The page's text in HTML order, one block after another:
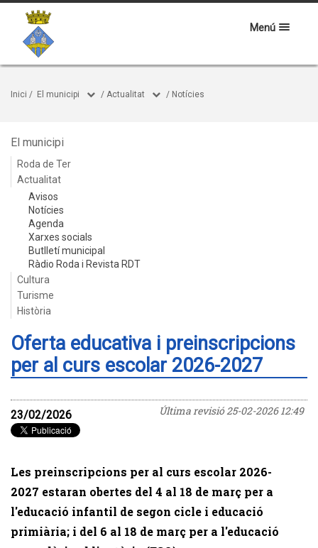
Menú
Inici / El municipi / Actualitat / Notícies
El municipi
Roda de Ter
Actualitat
Avisos
Notícies
Agenda
Xarxes socials
Butlletí municipal
Ràdio Roda i Revista RDT
Cultura
Turisme
Història
Oferta educativa i preinscripcions
per al curs escolar 2026-2027
Última revisió25-02-2026 12:49
23/02/2026
Les preinscripcions per al curs escolar 2026-
2027 estaran obertes del 4 al 18 de març per a
l'educació infantil de segon cicle i educació
primiària; i del 6 al 18 de març per a l'educació